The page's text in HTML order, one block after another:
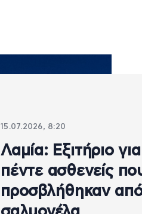
15.07.2026, 8:20
Λαμία: Εξιτήριο για
πέντε ασθενείς
προσβλήθηκαν